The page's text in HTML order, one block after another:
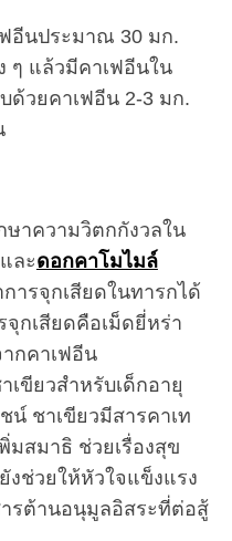
อีนประมาณ 30 มก.
ๆ แล้วมีคาเฟอีนใน
ด้วยคาเฟอีน 2-3 มก.
าความวิตกกังวลใน
ละดอกคาโมไมล์
ารจุกเสียดในทารกได้
กเสียดคือเม็ดยี่หร่า
กคาเฟอีน
ขียวสำหรับเด็กอายุ
น์ ชาเขียวมีสารคาเท
มสมาธิ ช่วยเรื่องสุข
งช่วยให้หัวใจแข็งแรง
รต้านอนุมูลอิสระที่ต่อสู้